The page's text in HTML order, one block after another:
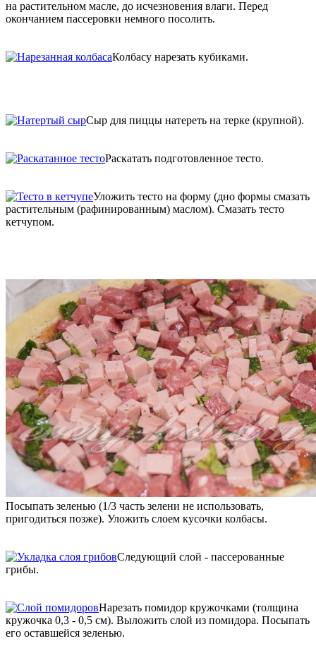
на растительном масле, до исчезновения влаги. Перед
окончанием пассеровки немного посолить.
Колбасу нарезать кубиками.
Сыр для пиццы натереть на терке (крупной).
Раскатать подготовленное тесто.
Уложить тесто на форму (дно формы смазать
растительным (рафинированным) маслом). Смазать тесто
кетчупом.
Посыпать зеленью (1/3 часть зелени не использовать,
пригодиться позже). Уложить слоем кусочки колбасы.
Следующий слой - пассерованные
грибы.
Нарезать помидор кружочками (толщина
кружочка 0,3 - 0,5 см). Выложить слой из помидора. Посыпать
его оставшейся зеленью.